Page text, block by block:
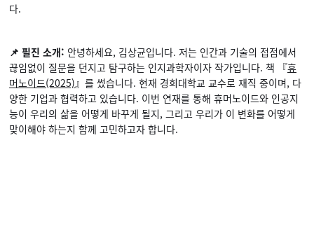
다.
📌 필진 소개: 안녕하세요, 김상균입니다. 저는 인간과 기술의 접점에서
끊임없이 질문을 던지고 탐구하는 인지과학자이자 작가입니다. 책 『휴
머노이드(2025) 』를 썼습니다. 현재 경희대학교 교수로 재직 중이며, 다
양한 기업과 협력하고 있습니다. 이번 연재를 통해 휴머노이드와 인공지
능이 우리의 삶을 어떻게 바꾸게 될지, 그리고 우리가 이 변화를 어떻게
맞이해야 하는지 함께 고민하고자 합니다.